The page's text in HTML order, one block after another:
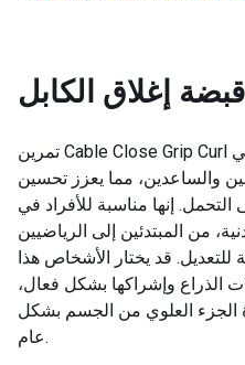
إغلاق الكابل
تمرين Cable Close Grip Curl هو تمرين لبناء القوة يستهدف في
والساعدين، مما يعزز تحسين
إنها مناسبة للأفراد في
من المبتدئين إلى الرياضيين
للتعديل. قد يختار الأشخاص هذا
الذراع وإشراكها بشكل فعال،
الجزء العلوي من الجسم بشكل
عام.